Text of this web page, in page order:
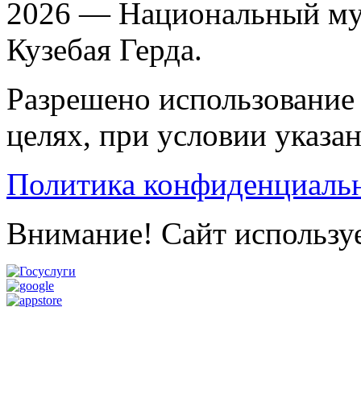
2026 — Национальный
Кузебая Герда.
Разрешено
целях, при условии
Политика
Внимание! Сайт